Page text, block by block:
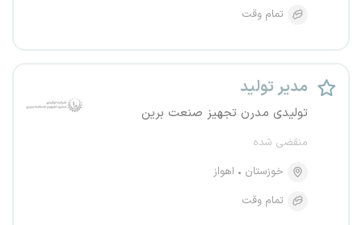
تمام وقت
مدیر تولید
تولیدی مدرن تجهیز صنعت برین
منقضی شده
خوزستان
اهواز
تمام وقت